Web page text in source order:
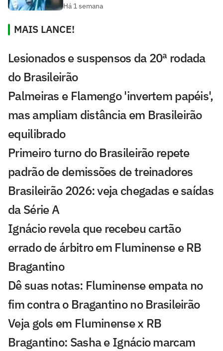
Há 1 semana
MAIS LANCE!
Lesionados e suspensos da 20ª rodada
do Brasileirão
Palmeiras e Flamengo 'invertem papéis',
mas ampliam distância em Brasileirão
equilibrado
Primeiro turno do Brasileirão repete
padrão de demissões de treinadores
Brasileirão 2026: veja chegadas e saídas
da Série A
Ignácio revela que recebeu cartão
errado de árbitro em Fluminense e RB
Bragantino
Dê suas notas: Fluminense empata no
fim contra o Bragantino no Brasileirão
Veja gols em Fluminense x RB
Bragantino: Sasha e Ignácio marcam